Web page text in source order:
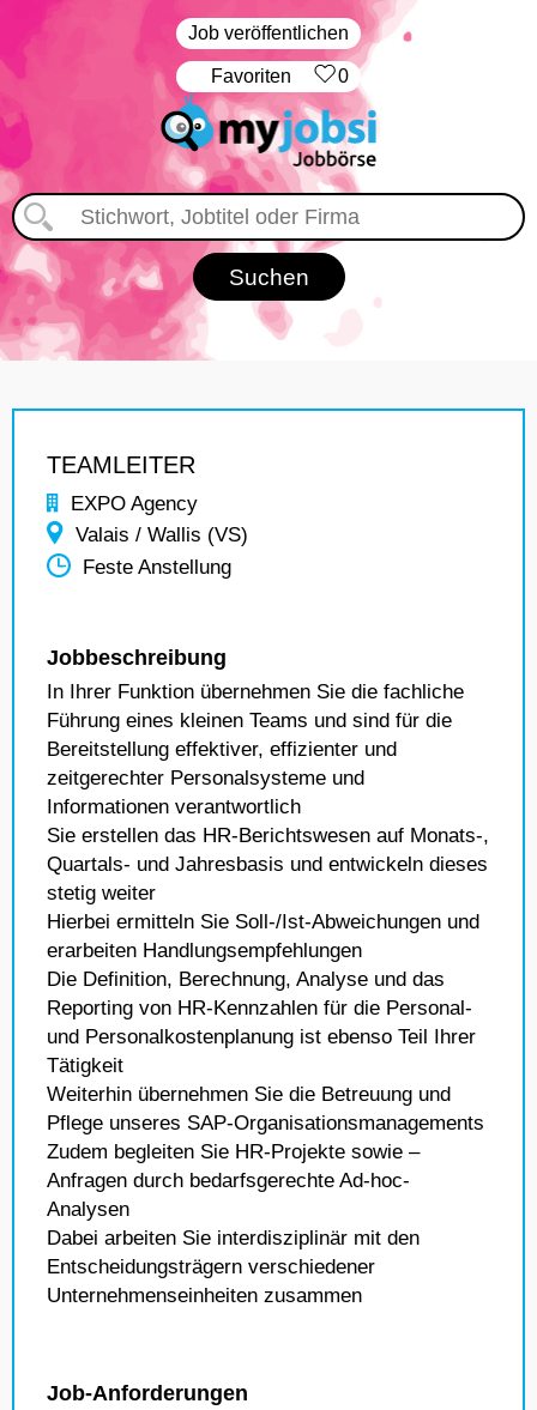
Job veröffentlichen
‏Favoriten 0
TEAMLEITER
EXPO Agency
Valais / Wallis (VS)
Feste Anstellung
Jobbeschreibung
In Ihrer Funktion übernehmen Sie die fachliche
Führung eines kleinen Teams und sind für die
Bereitstellung effektiver, effizienter und
zeitgerechter Personalsysteme und
Informationen verantwortlich
Sie erstellen das HR-Berichtswesen auf Monats-,
Quartals- und Jahresbasis und entwickeln dieses
stetig weiter
Hierbei ermitteln Sie Soll-/Ist-Abweichungen und
erarbeiten Handlungsempfehlungen
Die Definition, Berechnung, Analyse und das
Reporting von HR-Kennzahlen für die Personal-
und Personalkostenplanung ist ebenso Teil Ihrer
Tätigkeit
Weiterhin übernehmen Sie die Betreuung und
Pflege unseres SAP-Organisationsmanagements
Zudem begleiten Sie HR-Projekte sowie –
Anfragen durch bedarfsgerechte Ad-hoc-
Analysen
Dabei arbeiten Sie interdisziplinär mit den
Entscheidungsträgern verschiedener
Unternehmenseinheiten zusammen
Job-Anforderungen